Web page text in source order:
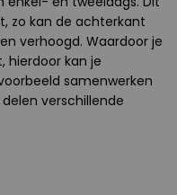
zo kan de achterkant
verhoogd. Waardoor je
hierdoor kan je
samenwerken
verschillende